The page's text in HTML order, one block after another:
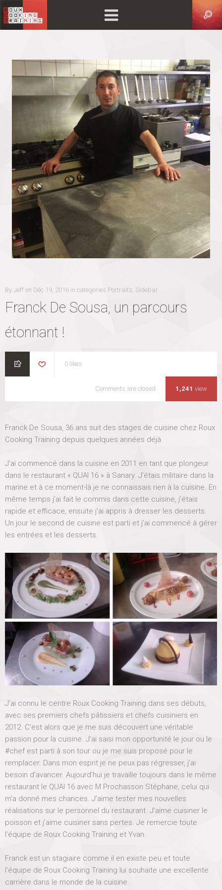
By Jeff on P
S
T
D
Déc 19, 2016 in categories C
E
Portraits, Sidebar
Franck De Sousa, un parcours
étonnant !
0 likes
1,241 view
Comments are closed
c
k
S
o
u
s
a
u
a
c
o
u
r
s
o
n
n
a
n
!
C
o
m
n
t
s
a
c
s
Franck De Sousa, 36 ans suit des stages de cuisine chez Roux
Cooking Training depuis quelques années déjà.
J’ai commencé dans la cuisine en 2011 en tant que plongeur
dans le restaurant « QUAI 16 » à Sanary. J’étais militaire dans la
marine et à ce moment-là je ne connaissais rien à la cuisine. En
même temps j’ai fait le commis dans cette cuisine, j’étais
rapide et efficace, ensuite j’ai appris à dresser les desserts.
Un jour le second de cuisine est parti et j’ai commencé à gérer
les entrées et les desserts.
J’ai connu le centre Roux Cooking Training dans ses débuts,
avec ses premiers chefs pâtissiers et chefs cuisiniers en
2012. C’est alors que je me suis découvert une véritable
passion pour la cuisine. J’ai saisi mon opportunité le jour ou le
#chef est parti à son tour ou je me suis proposé pour le
remplacer. Dans mon esprit je ne peux pas régresser, j’ai
besoin d’avancer. Aujourd’hui je travaille toujours dans le même
restaurant le QUAI 16 avec M Prochasson Stéphane, celui qui
m’a donné mes chances. J’aime tester mes nouvelles
réalisations sur le personnel du restaurant. J’aime cuisiner le
poisson et j’aime cuisiner sans pertes. Je remercie toute
l’équipe de Roux Cooking Training et Yvan.
Franck est un stagiaire comme il en existe peu et toute
l’équipe de Roux Cooking Training lui souhaite une excellente
carrière dans le monde de la cuisine.